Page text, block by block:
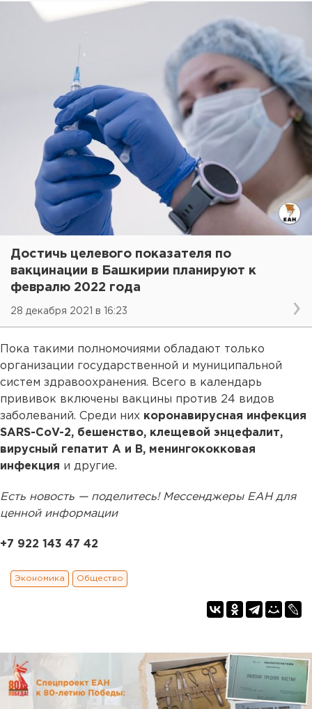
Достичь целевого показателя по
вакцинации в Башкирии планируют к
февралю 2022 года
28 декабря 2021 в 16:23
Пока такими полномочиями обладают только
организации государственной и муниципальной
систем здравоохранения. Всего в календарь
прививок включены вакцины против 24 видов
заболеваний. Среди них коронавирусная инфекция
SARS-CoV-2, бешенство, клещевой энцефалит,
вирусный гепатит А и В, менингококковая
инфекция и другие.
Есть новость — поделитесь! Мессенджеры ЕАН для
ценной информации
+7 922 143 47 42
Экономика Общество